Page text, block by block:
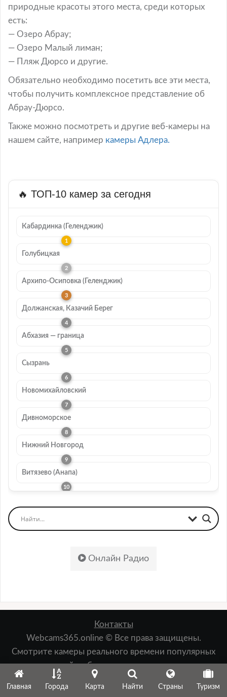
природные красоты этого места, среди которых
есть:
— Озеро Абрау;
— Озеро Малый лиман;
— Пляж Дюрсо и другие.
Обязательно необходимо посетить все эти места,
чтобы получить комплексное представление об
Абрау-Дюрсо.
Также можно посмотреть и другие веб-камеры на
нашем сайте, например камеры Адлера.
🔥 ТОП-10 камер за сегодня
Кабардинка (Геленджик)
Голубицкая
Архипо-Осиповка (Геленджик)
Должанская, Казачий Берег
Абхазия — граница
Сызрань
Новомихайловский
Дивноморское
Нижний Новгород
Витязево (Анапа)
Онлайн Радио
Контакты
Webcams365.online © Все права защищены.
Смотрите камеры реального времени популярных
мест: пляжей, набережных, лыжных курортов,
зданий, природы и т.д.
Главная Города Карта Найти Страны Туризм